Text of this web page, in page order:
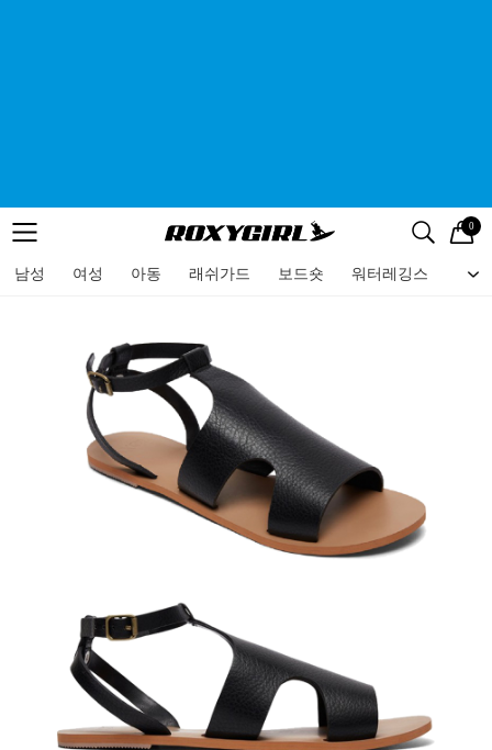
메뉴 검색
로고 0
남성 여성 아동 래쉬가드 보드숏 워터레깅스 비
메뉴